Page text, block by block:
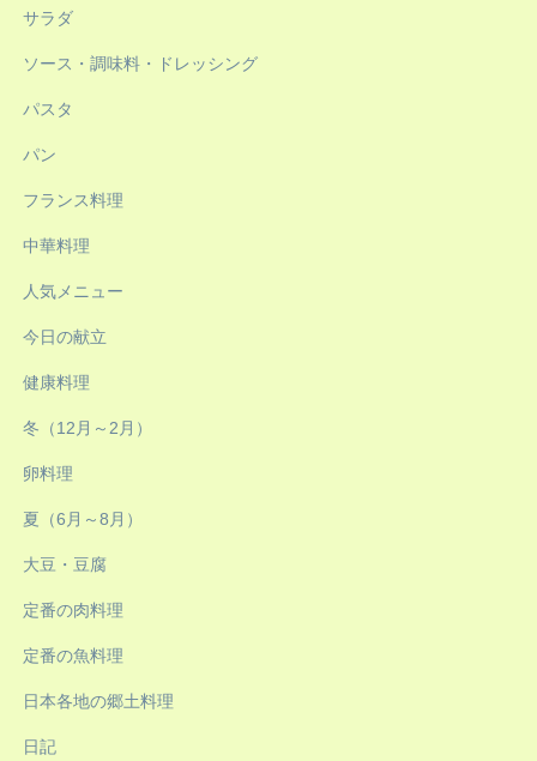
サラダ
ソース・調味料・ドレッシング
パスタ
パン
フランス料理
中華料理
人気メニュー
今日の献立
健康料理
冬（12月～2月）
卵料理
夏（6月～8月）
大豆・豆腐
定番の肉料理
定番の魚料理
日本各地の郷土料理
日記